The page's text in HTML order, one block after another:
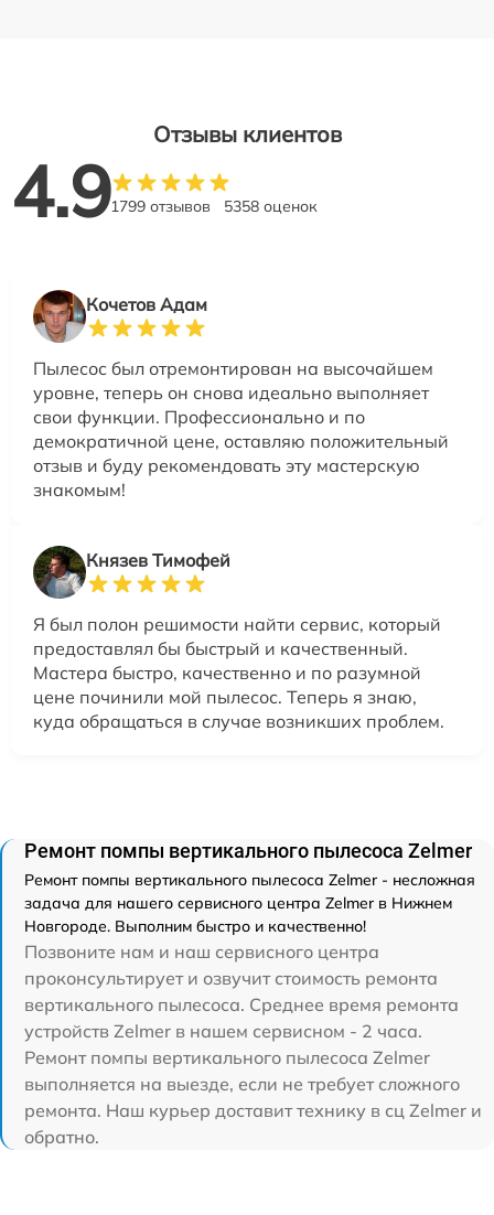
Отзывы клиентов
4.91799 отзывов 5358 оценок
Кочетов Адам
Пылесос был отремонтирован на высочайшем
уровне, теперь он снова идеально выполняет
свои функции. Профессионально и по
демократичной цене, оставляю положительный
отзыв и буду рекомендовать эту мастерскую
знакомым!
Князев Тимофей
Я был полон решимости найти сервис, который
предоставлял бы быстрый и качественный.
Мастера быстро, качественно и по разумной
цене починили мой пылесос. Теперь я знаю,
куда обращаться в случае возникших проблем.
Ремонт помпы вертикального пылесоса Zelmer
Ремонт помпы вертикального пылесоса Zelmer - несложная
задача для нашего сервисного центра Zelmer в Нижнем
Новгороде. Выполним быстро и качественно!
Позвоните нам и наш сервисного центра
проконсультирует и озвучит стоимость ремонта
вертикального пылесоса. Среднее время ремонта
устройств Zelmer в нашем сервисном - 2 часа.
Ремонт помпы вертикального пылесоса Zelmer
выполняется на выезде, если не требует сложного
ремонта. Наш курьер доставит технику в сц Zelmer и
обратно.